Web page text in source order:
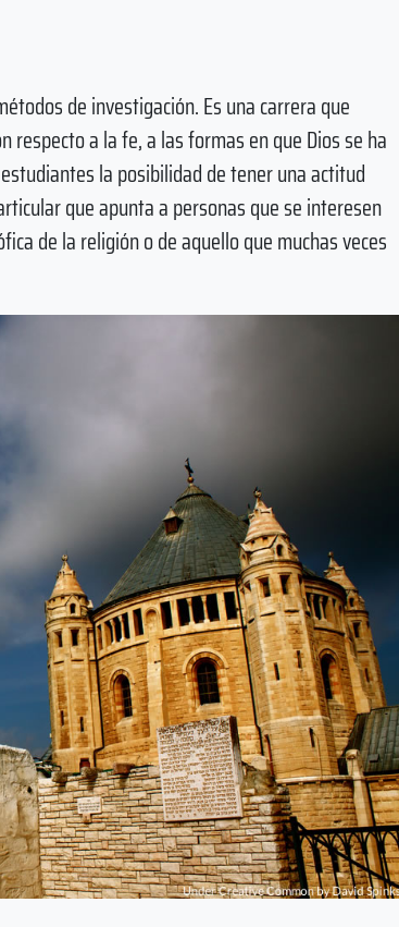
de investigación. Es una carrera que
respecto a la fe, a las formas en que Dios se ha
la posibilidad de tener una actitud
que apunta a personas que se interesen
de la religión o de aquello que muchas veces